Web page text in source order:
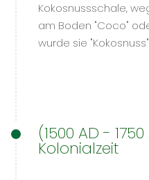
Kokosnussschale,
am Boden "Coco"
wurde sie
(1500 AD -
Kolonialzeit